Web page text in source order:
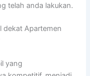
telah anda lakukan.
dekat Apartemen
yang